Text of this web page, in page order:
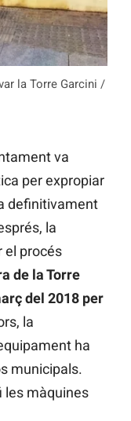
la Torre Garcini /
va
per expropiar
definitivament
la
el procés
de la Torre
del 2018 per
la
ha
municipals.
les màquines